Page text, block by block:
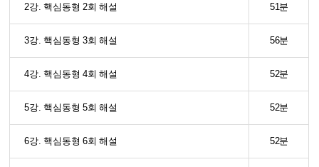
2강. 핵심동형 2회 해설 51분
3강. 핵심동형 3회 해설 56분
4강. 핵심동형 4회 해설 52분
5강. 핵심동형 5회 해설 52분
6강. 핵심동형 6회 해설 52분